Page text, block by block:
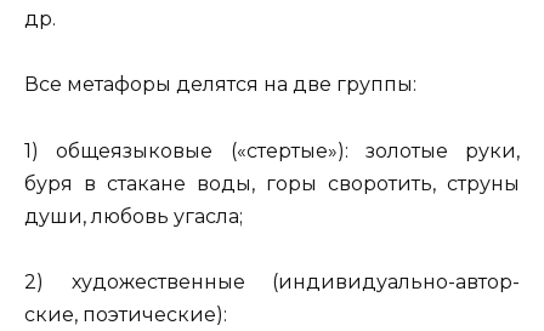
др.
Все ме­та­фо­ры де­лят­ся на две груп­пы:
1)об­ще­язы­ко­вые («стер­тые»): зо­ло­тые руки,
буря в ста­ка­не воды, горы сво­ро­тить, стру­ны
души, лю­бовь угас­ла;
2) ху­до­же­ствен­ные (ин­ди­ви­ду­аль­но-ав­тор­
ские, по­э­ти­че­ские):